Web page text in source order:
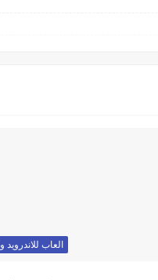
العاب للاندرويد وpc بجوده عاليه